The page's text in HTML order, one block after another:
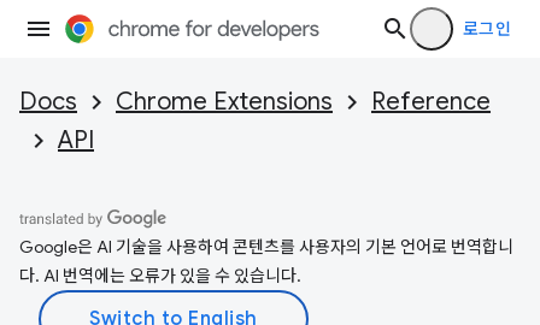
로그인
Docs Chrome Extensions
Reference
API
Google은 AI 기술을 사용하여 콘텐츠를 사용자의 기본 언어로 번역합니
다. AI 번역에는 오류가 있을 수 있습니다.